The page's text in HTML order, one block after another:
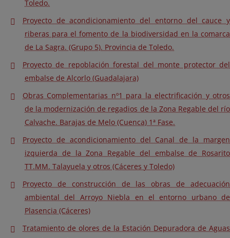
Toledo.
Proyecto de acondicionamiento del entorno del cauce y
riberas para el fomento de la biodiversidad en la comarca
de La Sagra. (Grupo 5). Provincia de Toledo.
Proyecto de repoblación forestal del monte protector del
embalse de Alcorlo (Guadalajara)
Obras Complementarias nº1 para la electrificación y otros
de la modernización de regadios de la Zona Regable del río
Calvache. Barajas de Melo (Cuenca) 1ª Fase.
Proyecto de acondicionamiento del Canal de la margen
izquierda de la Zona Regable del embalse de Rosarito
TT.MM. Talayuela y otros (Cáceres y Toledo)
Proyecto de construcción de las obras de adecuación
ambiental del Arroyo Niebla en el entorno urbano de
Plasencia (Cáceres)
Tratamiento de olores de la Estación Depuradora de Aguas